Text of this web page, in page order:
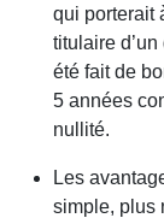
qui porterait
titulaire
été fait de
5 années
nullité.
Les
simple, plus